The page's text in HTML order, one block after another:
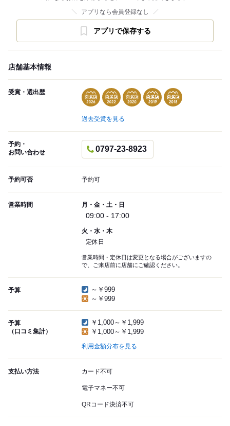
アプリなら会員登録なし
アプリで保存する
店舗基本情報
受賞・選出歴
過去受賞を見る
予約・
お問い合わせ
0797-23-8923
予約可否 予約可
営業時間 月・金・土・日
09:00 - 17:00
火・水・木
定休日
営業時間・定休日は変更となる場合がございますの
で、ご来店前に店舗にご確認ください。
予算
～￥999
～￥999
予算
（口コミ集計）
￥1,000～￥1,999
￥1,000～￥1,999
利用金額分布を見る
支払い方法 カード不可
電子マネー不可
QRコード決済不可